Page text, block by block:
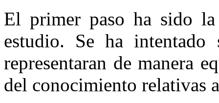
El primer paso ha sido
estudio. Se ha intentado
representaran de manera
del conocimiento relativas